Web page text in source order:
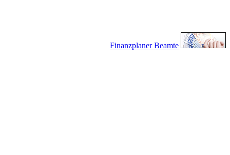
Finanzplaner Beamte